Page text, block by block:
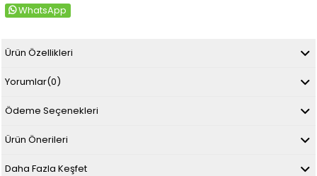
WhatsApp
Ürün Özellikleri
Yorumlar(0)
Ödeme Seçenekleri
Ürün Önerileri
Daha Fazla Keşfet